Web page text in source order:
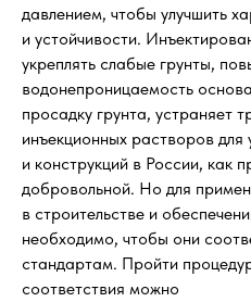
давлением, чтобы улучшить
и устойчивости.
укреплять слабые грунты,
водонепроницаемость
просадку грунта, устраняет
инъекционных растворов для
и конструкций в России, как
добровольной. Но для
в строительстве и
необходимо, чтобы они
стандартам. Пройти
соответствия можно